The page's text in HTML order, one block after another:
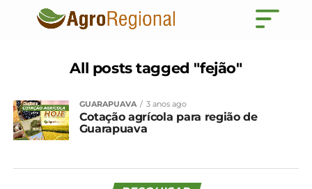
All posts tagged "fejão"
GUARAPUAVA 3 anos ago
Cotação agrícola para região de
Guarapuava